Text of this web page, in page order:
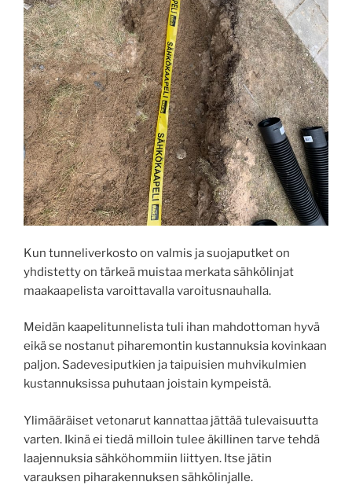
Kun tunneliverkosto on valmis ja suojaputket on
yhdistetty on tärkeä muistaa merkata sähkölinjat
maakaapelista varoittavalla varoitusnauhalla.
Meidän kaapelitunnelista tuli ihan mahdottoman hyvä
eikä se nostanut piharemontin kustannuksia kovinkaan
paljon. Sadevesiputkien ja taipuisien muhvikulmien
kustannuksissa puhutaan joistain kympeistä.
Ylimääräiset vetonarut kannattaa jättää tulevaisuutta
varten. Ikinä ei tiedä milloin tulee äkillinen tarve tehdä
laajennuksia sähköhommiin liittyen. Itse jätin
varauksen piharakennuksen sähkölinjalle.